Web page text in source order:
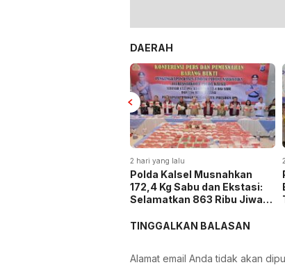
DAERAH
2 hari yang lalu
Polda Kalsel Musnahkan
172,4 Kg Sabu dan Ekstasi:
Selamatkan 863 Ribu Jiwa
4,3 Triliun
TINGGALKAN BALASAN
Alamat email Anda tidak akan